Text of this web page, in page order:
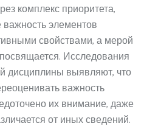
комплекс приоритета,
элементов
свойствами, а мерой
Исследования
дисциплины выявляют, что
важность
их внимание, даже
от иных сведений.